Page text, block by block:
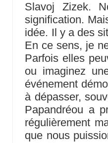
Slavoj Zizek.
signification.
idée. Il y a des
En ce sens, je
Parfois elles
ou imaginez
événement
à dépasser,
Papandréou a
régulièrement
que nous